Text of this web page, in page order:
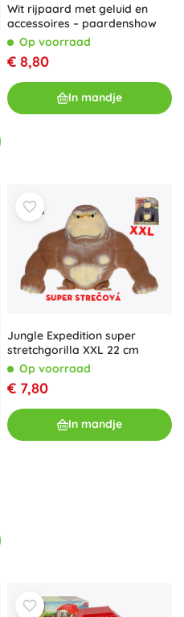
Wit rijpaard met geluid en
accessoires – paardenshow
Op voorraad
€ 8,80
In mandje
Jungle Expedition super
stretchgorilla XXL 22 cm
Op voorraad
€ 7,80
In mandje